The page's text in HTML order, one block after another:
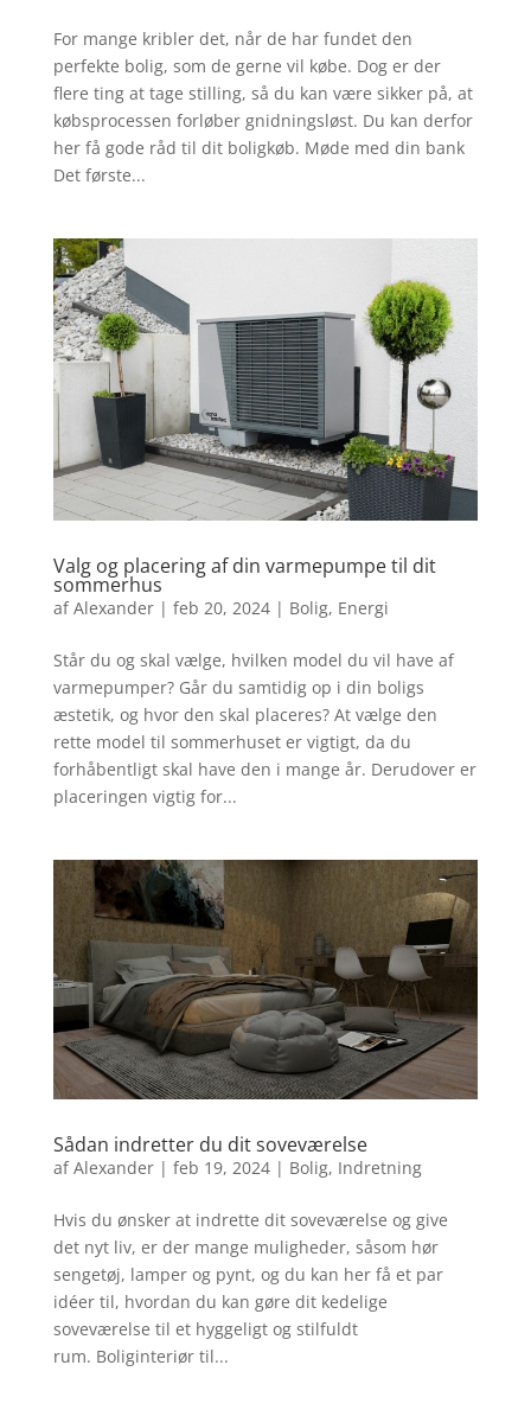
For mange kribler det, når de har fundet den
perfekte bolig, som de gerne vil købe. Dog er der
flere ting at tage stilling, så du kan være sikker på, at
købsprocessen forløber gnidningsløst. Du kan derfor
her få gode råd til dit boligkøb. Møde med din bank
Det første...
Valg og placering af din varmepumpe til dit
sommerhus
afAlexander| feb 20, 2024| Bolig, Energi
Står du og skal vælge, hvilken model du vil have af
varmepumper? Går du samtidig op i din boligs
æstetik, og hvor den skal placeres? At vælge den
rette model til sommerhuset er vigtigt, da du
forhåbentligt skal have den i mange år. Derudover er
placeringen vigtig for...
Sådan indretter du dit soveværelse
afAlexander| feb 19, 2024| Bolig, Indretning
Hvis du ønsker at indrette dit soveværelse og give
det nyt liv, er der mange muligheder, såsom hør
sengetøj, lamper og pynt, og du kan her få et par
idéer til, hvordan du kan gøre dit kedelige
soveværelse til et hyggeligt og stilfuldt
rum. Boliginteriør til...